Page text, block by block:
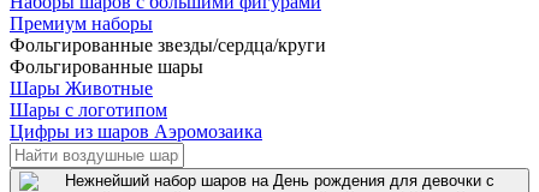
Премиум наборы
Фольгированные звезды/сердца/круги
Фольгированные шары
Шары Животные
Шары с логотипом
Цифры из шаров Аэромозаика